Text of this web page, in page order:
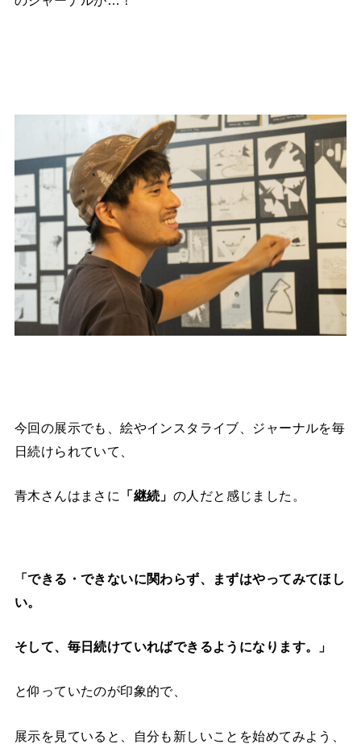
今回の展示でも、絵やインスタライブ、ジャーナルを毎
日続けられていて、
青木さんはまさに 「継続」 の人だと感じました。
「できる・できないに関わらず、まずはやってみてほし
い。
そして、毎日続けていればできるようになります。」
と仰っていたのが印象的で、
展示を見ていると、自分も新しいことを始めてみよう、